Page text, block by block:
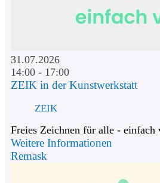
31.07.2026
14:00 - 17:00
ZEIK in der Kunstwerkstatt
ZEIK
Freies Zeichnen für alle - einfach
Weitere Informationen
Remask